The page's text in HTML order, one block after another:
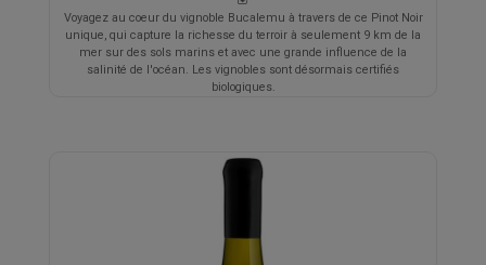
Voyagez au coeur du vignoble Bucalemu à travers de ce Pinot Noir
unique, qui capture la richesse du terroir à seulement 9 km de la
mer sur des sols marins et avec une grande influence de la
salinité de l'océan. Les vignobles sont désormais certifiés
biologiques.